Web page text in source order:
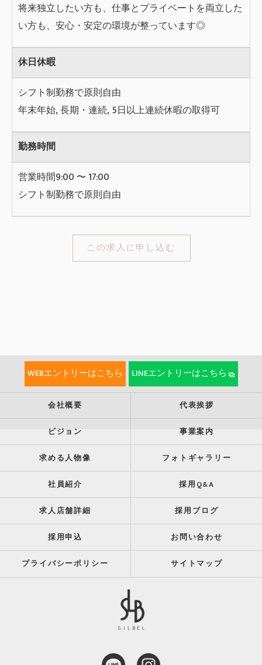
将来独立したい方も、仕事とプライベートを両立した
い方も、安心・安定の環境が整っています◎
休日休暇
シフト制勤務で原則自由
年末年始, 長期・連続, 5日以上連続休暇の取得可
勤務時間
営業時間9:00 〜 17:00
シフト制勤務で原則自由
この求人に申し込む
WEBエントリーはこちら LINEエントリーはこちら
会社概要 代表挨拶
ビジョン 事業案内
求める人物像 フォトギャラリー
社員紹介 採用Q&A
求人店舗詳細 採用ブログ
採用申込 お問い合わせ
プライバシーポリシー サイトマップ